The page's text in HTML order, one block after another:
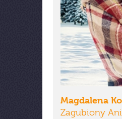
Magdalena
Zagubiony